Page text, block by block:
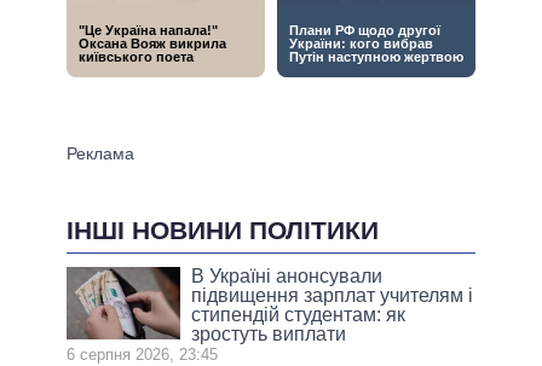
ІНШІ НОВИНИ ПОЛІТИКИ
В Україні анонсували
підвищення зарплат учителям і
стипендій студентам: як
зростуть виплати
6 серпня 2026, 23:45